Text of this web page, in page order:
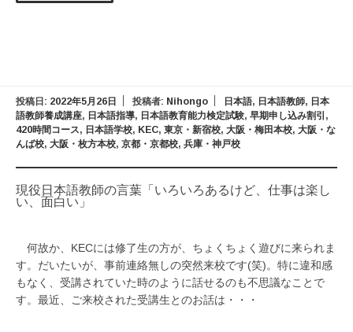
投稿日: 2022年5月26日 投稿者: Nihongo 日本語, 日本語教師, 日本
語教師養成講座, 日本語指導, 日本語教育能力検定試験, 早期申し込み割引 ,
420時間コース, 日本語学校, KEC, 東京・新宿校, 大阪・梅田本校, 大阪・な
んば校, 大阪・枚方本校, 京都・京都校, 兵庫・神戸校
現役日本語教師の言葉「いろいろあるけど、仕事は楽し
い、面白い」
何故か、KECには修了生の方が、ちょくちょく遊びに来られま
す。だいたいが、事前連絡無しの突然来校です(笑)。特に違和感
もなく、受講されていた時のように話せるのも不思議なことで
す。最近、ご来校された受講生とのお話は・・・